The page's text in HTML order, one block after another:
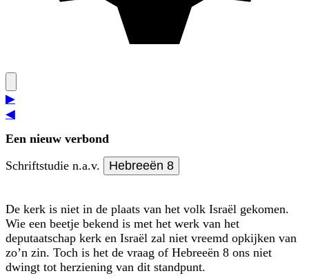
▶
◀
Een nieuw verbond
Schriftstudie n.a.v.
Hebreeën 8
De kerk is niet in de plaats van het volk Israël gekomen.
Wie een beetje bekend is met het werk van het
deputaatschap kerk en Israël zal niet vreemd opkijken van
zo’n zin. Toch is het de vraag of Hebreeën 8 ons niet
dwingt tot herziening van dit standpunt.